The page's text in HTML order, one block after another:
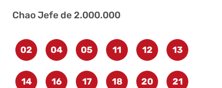
Chao Jefe de 2.000.000
02 04 05 11 12 13
14 16 17 18 20 21